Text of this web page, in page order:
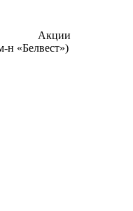
Акции
н «Белвест»)